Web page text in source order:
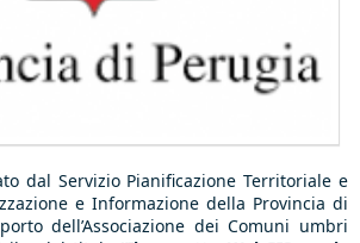
dal Servizio Pianificazione Territoriale e
e Informazione della Provincia di
dell’Associazione dei Comuni umbri